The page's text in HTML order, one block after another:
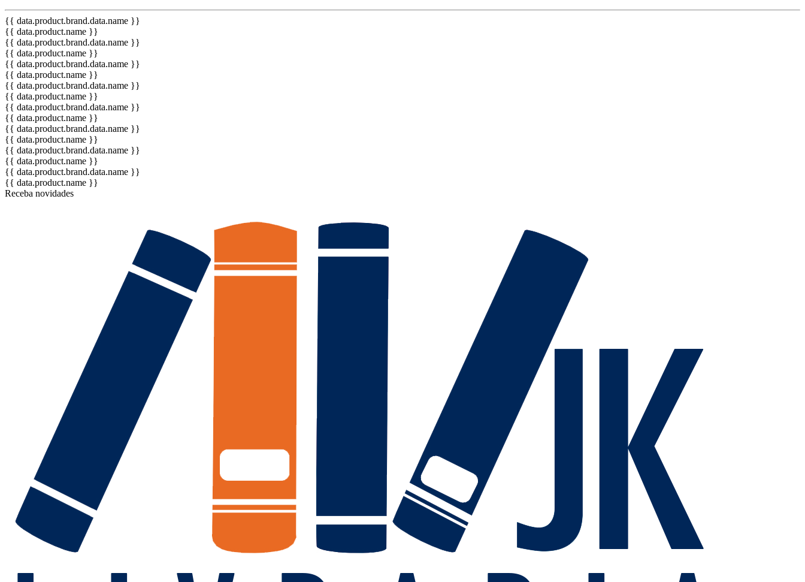
{{ data.product.brand.data.name }}
{{ data.product.name }}
{{ data.product.brand.data.name }}
{{ data.product.name }}
{{ data.product.brand.data.name }}
{{ data.product.name }}
{{ data.product.brand.data.name }}
{{ data.product.name }}
{{ data.product.brand.data.name }}
{{ data.product.name }}
{{ data.product.brand.data.name }}
{{ data.product.name }}
{{ data.product.brand.data.name }}
{{ data.product.name }}
{{ data.product.brand.data.name }}
{{ data.product.name }}
Receba novidades